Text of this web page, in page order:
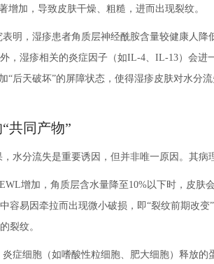
加，导致皮肤干燥、粗糙，进而出现裂纹。
明，湿疹患者角质层神经酰胺含量较健康人降
，湿疹相关的炎症因子（如IL-4、IL-13）会进
“后天破坏”的屏障状态，使得湿疹皮肤对水分
共同产物”
水分流失是重要诱因，但并非唯一原因。其病
增加，角质层含水量降至10%以下时，皮肤
容易因牵拉而出现微小破损，即“裂纹前期改变
裂纹。
炎症细胞（如嗜酸性粒细胞、肥大细胞）释放的